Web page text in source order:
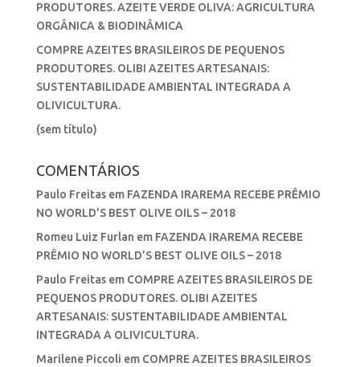
PRODUTORES. AZEITE VERDE OLIVA: AGRICULTURA
ORGÂNICA & BIODINÂMICA
COMPRE AZEITES BRASILEIROS DE PEQUENOS
PRODUTORES. OLIBI AZEITES ARTESANAIS:
SUSTENTABILIDADE AMBIENTAL INTEGRADA A
OLIVICULTURA.
(sem título)
COMENTÁRIOS
Paulo Freitasem FAZENDA IRAREMA RECEBE PRÊMIO
NO WORLD’S BEST OLIVE OILS – 2018
Romeu Luiz Furlan em FAZENDA IRAREMA RECEBE
PRÊMIO NO WORLD’S BEST OLIVE OILS – 2018
Paulo Freitasem COMPRE AZEITES BRASILEIROS DE
PEQUENOS PRODUTORES. OLIBI AZEITES
ARTESANAIS: SUSTENTABILIDADE AMBIENTAL
INTEGRADA A OLIVICULTURA.
Marilene Piccoli em COMPRE AZEITES BRASILEIROS